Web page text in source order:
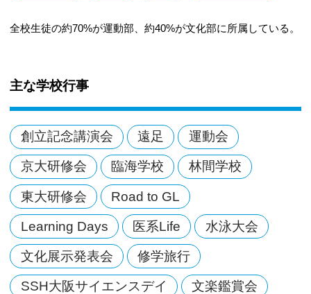
全校生徒の約70%が運動部、約40%が文化部に所属している。
主な学校行事
創立記念講演会 遠足 運動会
京大研修会 臨海学校 林間学校
東大研修会 Road to GL
Learning Days 医系Life 水泳大会
文化展示発表会 修学旅行
SSH大阪サイエンスデイ 文楽鑑賞会